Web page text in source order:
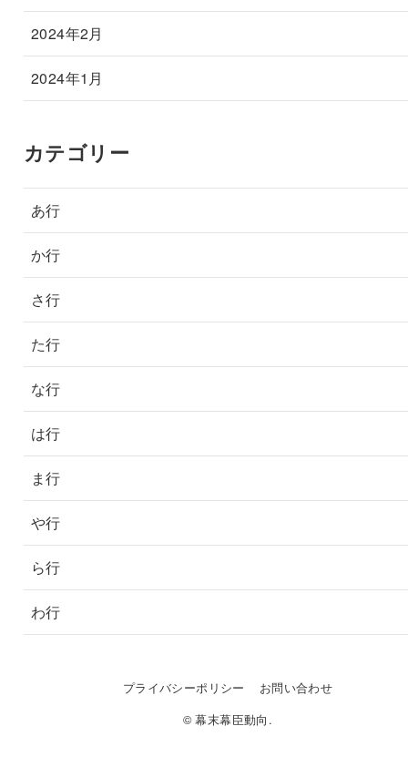
2024年2月
2024年1月
カテゴリー
あ行
か行
さ行
た行
な行
は行
ま行
や行
ら行
わ行
プライバシーポリシー
お問い合わせ
© 幕末幕臣動向.